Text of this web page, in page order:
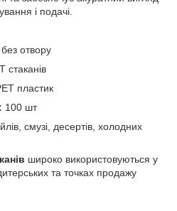
і подачі.
отвору
стаканів
пластик
100 шт
смузі, десертів, холодних
широко використовуються у
та точках продажу